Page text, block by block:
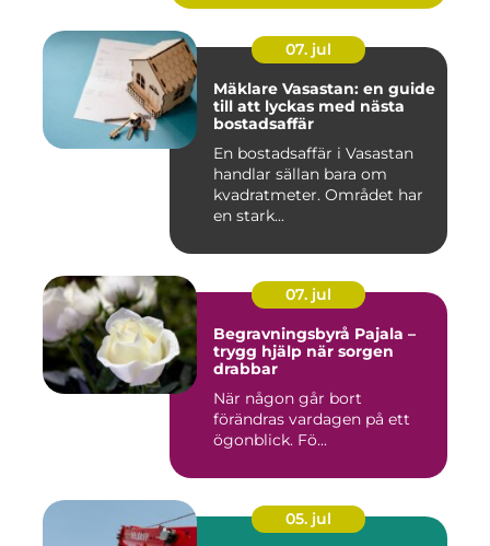
07. jul
Mäklare Vasastan: en guide
till att lyckas med nästa
bostadsaffär
En bostadsaffär i Vasastan
handlar sällan bara om
kvadratmeter. Området har
en stark...
07. jul
Begravningsbyrå Pajala –
trygg hjälp när sorgen
drabbar
När någon går bort
förändras vardagen på ett
ögonblick. Fö...
05. jul